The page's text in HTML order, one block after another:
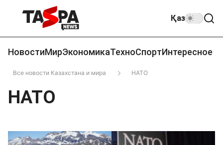
Қаз
НовостиМирЭкономикаТехноСпортИнтересное
Все новости Казахстана и мира НАТО
НАТО